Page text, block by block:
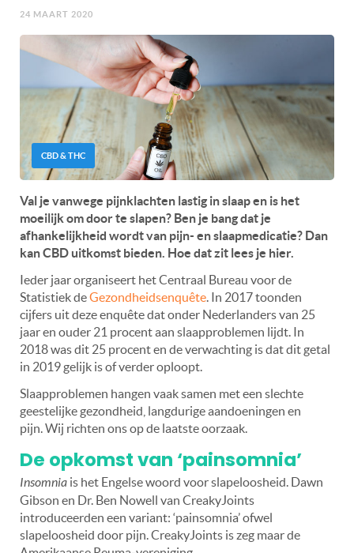
24 MAART 2020
CBD & THC
Val je vanwege pijnklachten lastig in slaap en is het
moeilijk om door te slapen? Ben je bang dat je
afhankelijkheid wordt van pijn- en slaapmedicatie? Dan
kan CBD uitkomst bieden. Hoe dat zit lees je hier.
Ieder jaar organiseert het Centraal Bureau voor de
Statistiek deGezondheidsenquête. In 2017 toonden
cijfers uit deze enquête dat onder Nederlanders van 25
jaar en ouder 21 procent aan slaapproblemen lijdt. In
2018 was dit 25 procent en de verwachting is dat dit getal
in 2019 gelijk is of verder oploopt.
Slaapproblemen hangen vaak samen met een slechte
geestelijke gezondheid, langdurige aandoeningen en
pijn. Wij richten ons op de laatste oorzaak.
De opkomst van ‘painsomnia’
Insomnia is het Engelse woord voor slapeloosheid. Dawn
Gibson en Dr. Ben Nowell van CreakyJoints
introduceerden een variant: ‘painsomnia’ ofwel
slapeloosheid door pijn. CreakyJoints is zeg maar de